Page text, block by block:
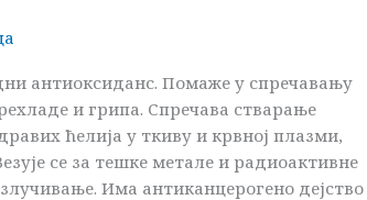
антиоксиданс. Помаже у спречавању
и грипа. Спречава стварање
ћелија у ткиву и крвној плазми,
се за тешке метале и радиоактивне
Има антиканцерогено дејство